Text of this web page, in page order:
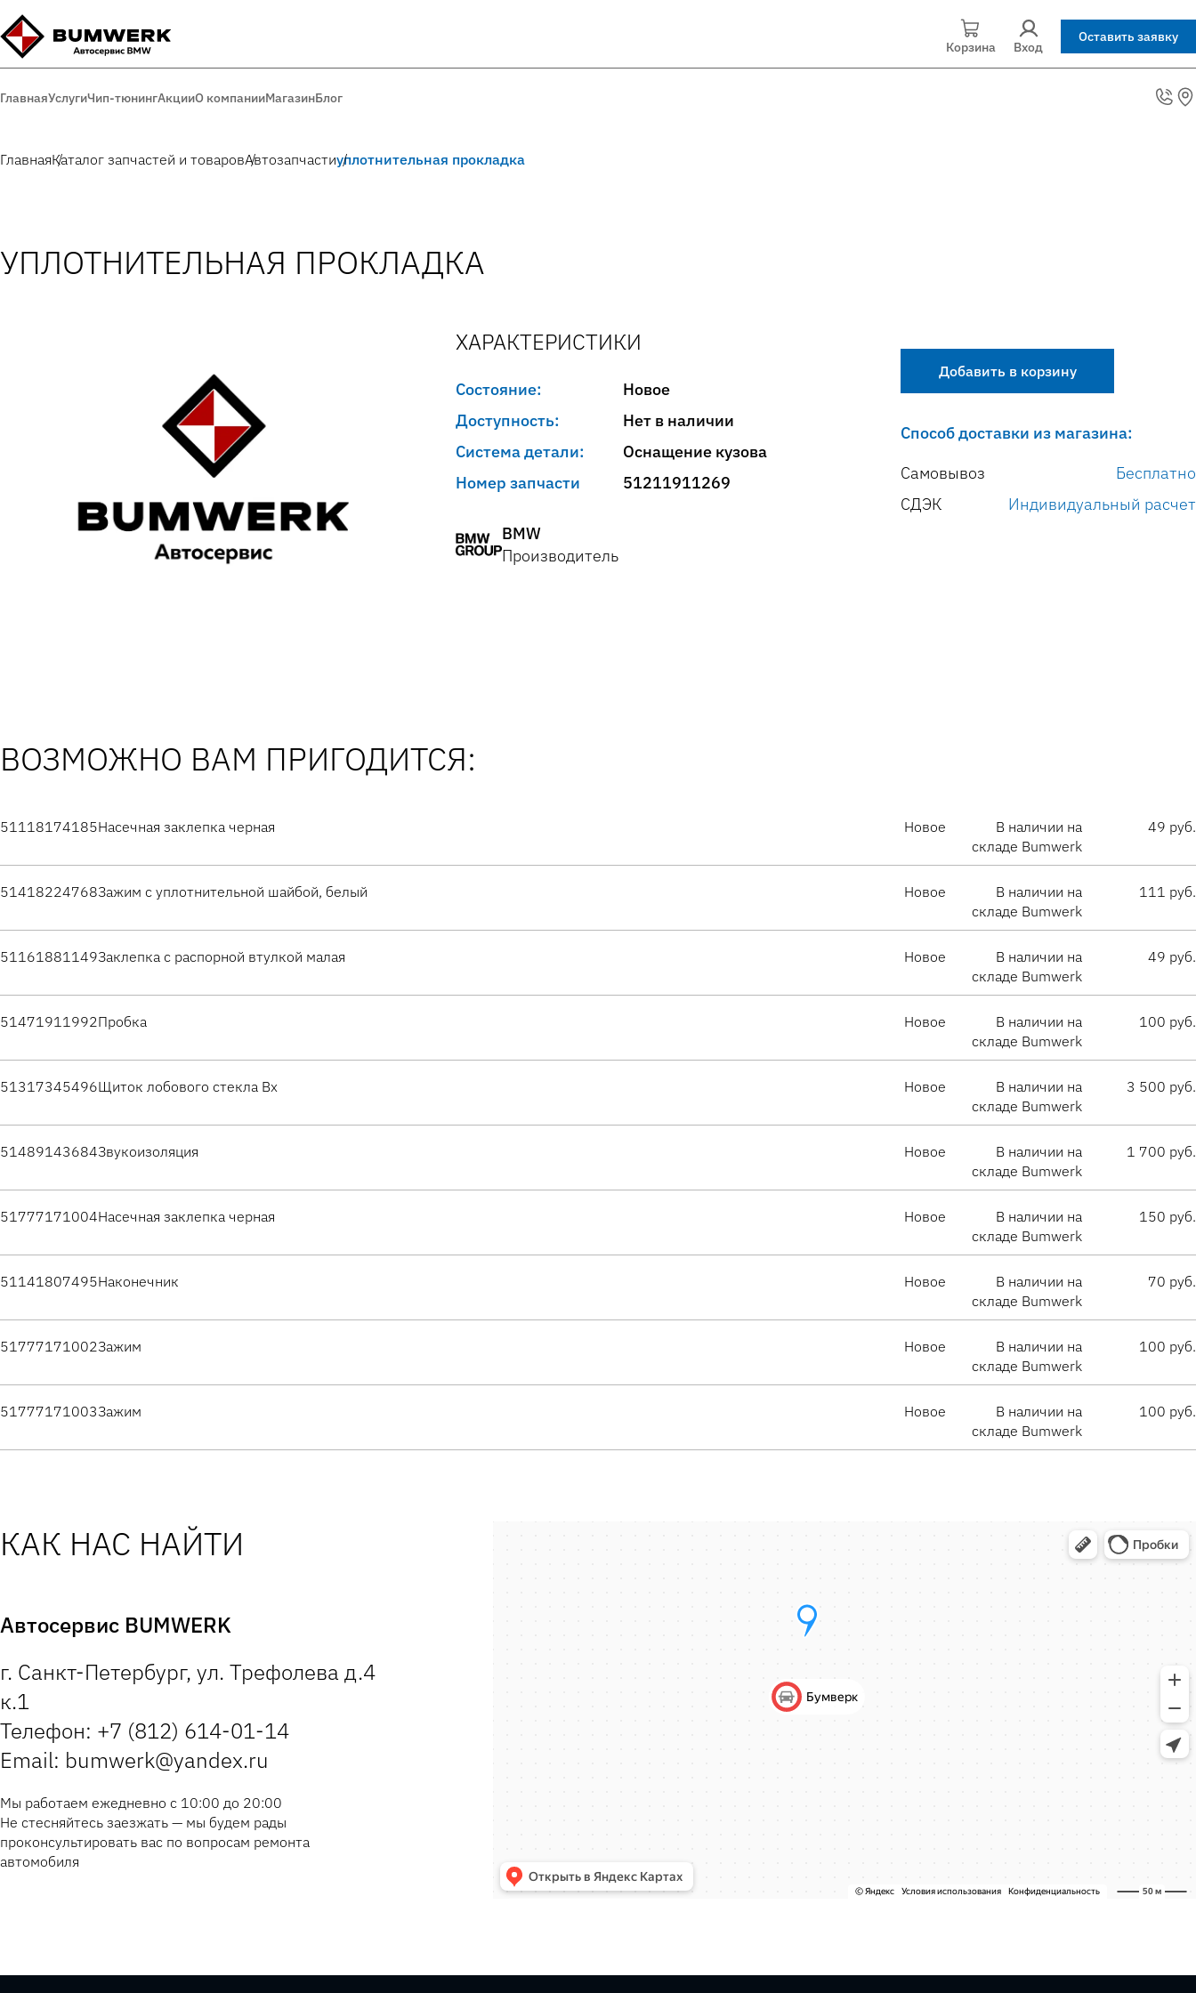
Корзина Вход
Оставить заявку
ГлавнаяУслугиЧип-тюнингАкцииО компанииМагазинБлог
ГлавнаяКаталог запчастей и товаровАвтозапчастиуплотнительная прокладка
УПЛОТНИТЕЛЬНАЯ ПРОКЛАДКА
ХАРАКТЕРИСТИКИ
Состояние:
Новое
Доступность:
Нет в наличии
Система детали:
Оснащение кузова
Номер запчасти
51211911269
BMW
Производитель
Добавить в корзину
Способ доставки из магазина:
Самовывоз
Бесплатно
СДЭК
Индивидуальный расчет
ВОЗМОЖНО ВАМ ПРИГОДИТСЯ:
51118174185Насечная заклепка черная Новое
В наличии на
складе Bumwerk
49 руб.
51418224768Зажим с уплотнительной шайбой, белый Новое
В наличии на
складе Bumwerk
111 руб.
51161881149Заклепка с распорной втулкой малая Новое
В наличии на
складе Bumwerk
49 руб.
51471911992Пробка Новое
В наличии на
складе Bumwerk
100 руб.
51317345496Щиток лобового стекла Вх Новое
В наличии на
складе Bumwerk
3 500 руб.
51489143684Звукоизоляция Новое
В наличии на
складе Bumwerk
1 700 руб.
51777171004Насечная заклепка черная Новое
В наличии на
складе Bumwerk
150 руб.
51141807495Наконечник Новое
В наличии на
складе Bumwerk
70 руб.
51777171002Зажим Новое
В наличии на
складе Bumwerk
100 руб.
51777171003Зажим Новое
В наличии на
складе Bumwerk
100 руб.
КАК НАС НАЙТИ
Автосервис BUMWERK
г. Санкт-Петербург, ул. Трефолева д.4
к.1
Телефон: +7 (812) 614-01-14
Email: bumwerk@yandex.ru
Мы работаем ежедневно с 10:00 до 20:00
Не стесняйтесь заезжать — мы будем рады
проконсультировать вас по вопросам ремонта
автомобиля